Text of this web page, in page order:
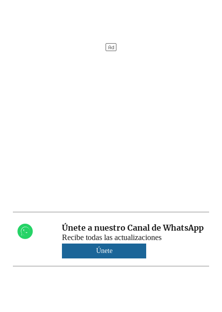
Únete a nuestro Canal de WhatsApp
Recibe todas las actualizaciones
Únete